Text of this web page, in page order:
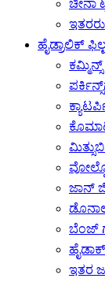
ಚೀನಾ
ಇತರರು
ಹೈಡ್ರಾಲಿಕ್
ಜಾನ್
ಬೆಂಜ್
ಇತರ